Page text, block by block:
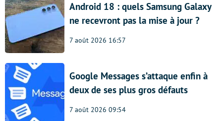
Android 18 : quels Samsung Galaxy
ne recevront pas la mise à jour ?
7 août 2026 16:57
Google Messages s’attaque enfin à
deux de ses plus gros défauts
7 août 2026 09:54